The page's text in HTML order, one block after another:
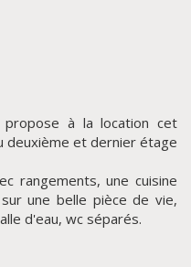
propose à la location cet
deuxième et dernier étage
rangements, une cuisine
une belle pièce de vie,
d'eau, wc séparés.